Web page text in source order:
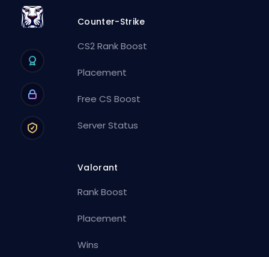
Counter-Strike
CS2 Rank Boost
Placement
Free CS Boost
Server Status
Valorant
Rank Boost
Placement
Wins